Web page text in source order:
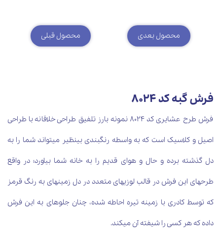
محصول بعدی محصول قبلی
فرش گبه کد 8024
فرش طرح عشایری کد 8024 نمونه بارز تلفیق طراحی خلاقانه با طراحی
اصیل و کلاسیک است که به واسطه رنگ‎بندی بی‎نظیر می‎تواند شما را به
دل گذشته برده و حال و هوای قدیم را به خانه شما بیاورد؛ در واقع
طرح‎های این فرش در قالب لوزی‎های متعدد در دل زمینه‎ای به رنگ قرمز
که توسط کادری با زمینه تیره احاطه شده، چنان جلوه‏ای به این فرش
داده که هر کسی را شیفته آن می‎کند.